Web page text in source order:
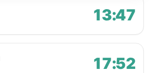
13:47
17:52